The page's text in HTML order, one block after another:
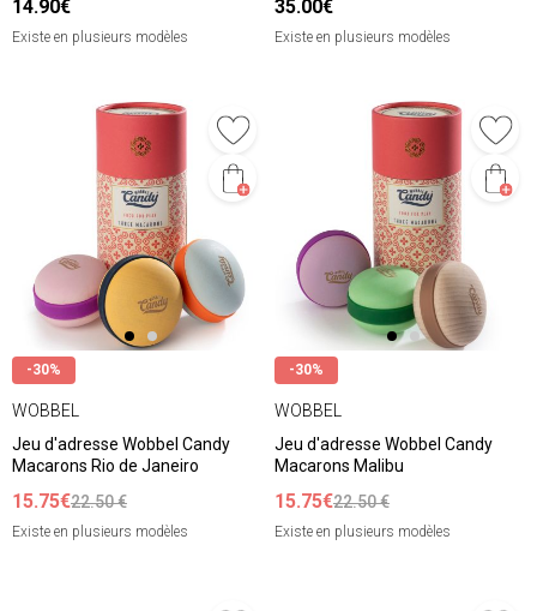
14.90€
Existe en plusieurs modèles
35.00€
Existe en plusieurs modèles
-30%
WOBBEL
Jeu d'adresse Wobbel Candy
Macarons Rio de Janeiro
15.75€22.50 €
Existe en plusieurs modèles
-30%
WOBBEL
Jeu d'adresse Wobbel Candy
Macarons Malibu
15.75€22.50 €
Existe en plusieurs modèles